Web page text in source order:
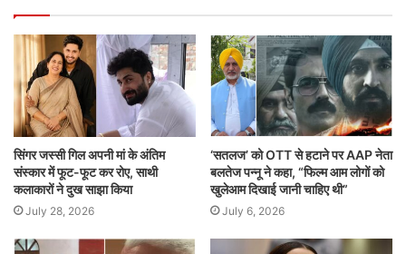
सिंगर जस्सी गिल अपनी मां के अंतिम
संस्कार में फूट-फूट कर रोए, साथी
कलाकारों ने दुख साझा किया
July 28, 2026
‘सतलज’ को OTT से हटाने पर AAP नेता
बलतेज पन्नू ने कहा, “फिल्म आम लोगों को
खुलेआम दिखाई जानी चाहिए थी”
July 6, 2026